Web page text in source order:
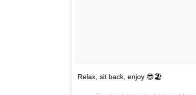
Relax, sit back, enjoy 😎🏖